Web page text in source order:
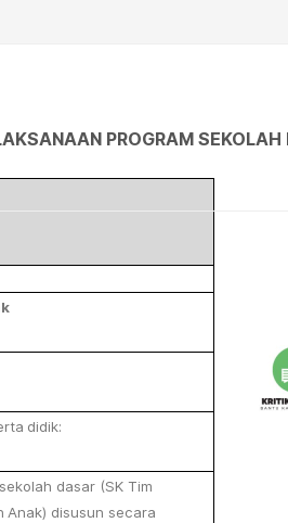
Berlangsung Meriah ...
Ngancar Dari Shalat Duh...
PROGRAM
didik:
dasar (SK Tim
Anak) disusun secara